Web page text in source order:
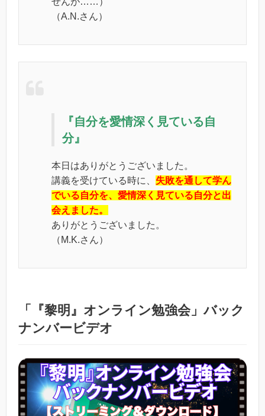
（A.N.さん）
『自分を愛情深く見ている自
分』
本日はありがとうございました。
講義を受けている時に、 失敗を通して学ん
でいる自分を、愛情深く見ている自分と出
会えました。
ありがとうございました。
（M.K.さん）
「『黎明』オンライン勉強会」バック
ナンバービデオ